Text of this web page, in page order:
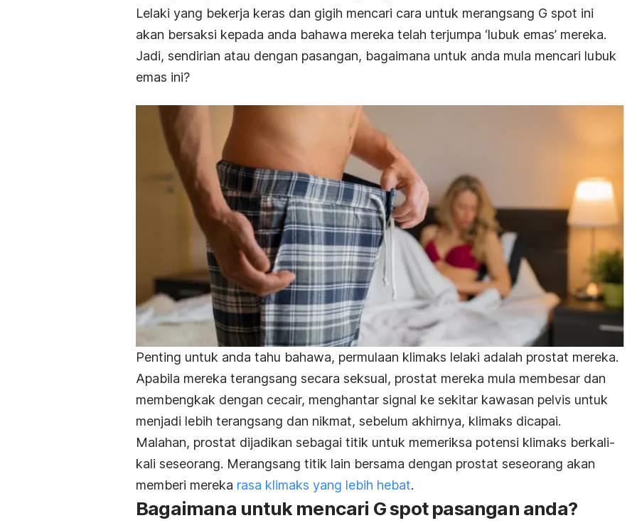
Lelaki yang bekerja keras dan gigih mencari cara untuk merangsang G spot ini
akan bersaksi kepada anda bahawa mereka telah terjumpa ‘lubuk emas’ mereka.
Jadi, sendirian atau dengan pasangan, bagaimana untuk anda mula mencari lubuk
emas ini?
Penting untuk anda tahu bahawa, permulaan klimaks lelaki adalah prostat mereka.
Apabila mereka terangsang secara seksual, prostat mereka mula membesar dan
membengkak dengan cecair, menghantar signal ke sekitar kawasan pelvis untuk
menjadi lebih terangsang dan nikmat, sebelum akhirnya, klimaks dicapai.
Malahan, prostat dijadikan sebagai titik untuk memeriksa potensi klimaks berkali-
kali seseorang. Merangsang titik lain bersama dengan prostat seseorang akan
memberi mereka rasa klimaks yang lebih hebat.
Bagaimana untuk mencari G spot pasangan anda?